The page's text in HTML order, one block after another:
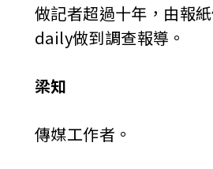
做記者超過十年，由報
daily做到調查報導。
梁知
傳媒工作者。